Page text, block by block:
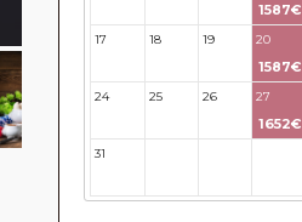
1587€
17 18 19 20
1587€
24 25 26 27
1652€
31